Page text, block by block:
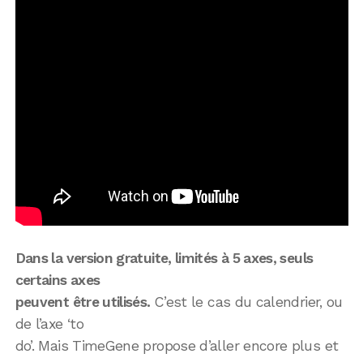
Dans la version gratuite, limités à 5 axes, seuls
certains axes
peuvent être utilisés. C’est le cas du calendrier, ou
de l’axe ‘to
do’. Mais TimeGene propose d’aller encore plus et